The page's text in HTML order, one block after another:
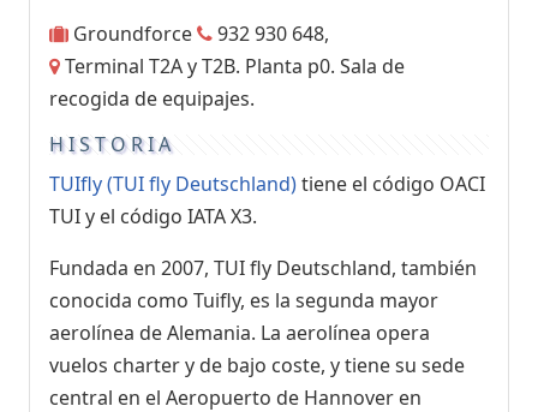
Groundforce
932 930 648,
Terminal T2A y T2B. Planta p0. Sala de
recogida de equipajes.
HISTORIA
TUIfly (TUI fly Deutschland)tiene el código OACI
TUI y el código IATA X3.
Fundada en 2007, TUI fly Deutschland, también
conocida como Tuifly, es la segunda mayor
aerolínea de Alemania. La aerolínea opera
vuelos charter y de bajo coste, y tiene su sede
central en el Aeropuerto de Hannover en